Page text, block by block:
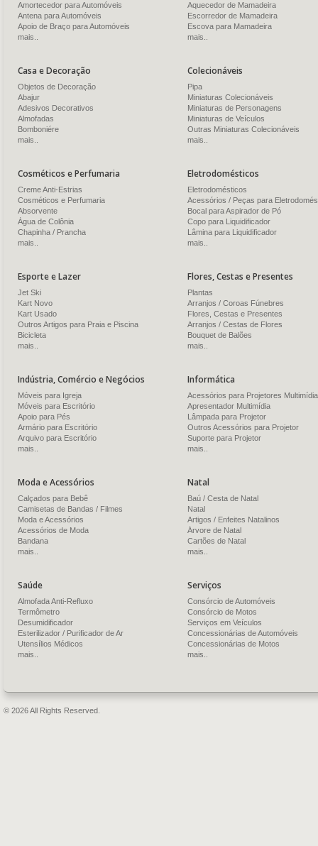
Amortecedor para Automóveis
Antena para Automóveis
Apoio de Braço para Automóveis
mais..
Aquecedor de Mamadeira
Escorredor de Mamadeira
Escova para Mamadeira
mais..
Casa e Decoração
Objetos de Decoração
Abajur
Adesivos Decorativos
Almofadas
Bomboniére
mais..
Colecionáveis
Pipa
Miniaturas Colecionáveis
Miniaturas de Personagens
Miniaturas de Veículos
Outras Miniaturas Colecionáveis
mais..
Cosméticos e Perfumaria
Creme Anti-Estrias
Cosméticos e Perfumaria
Absorvente
Água de Colônia
Chapinha / Prancha
mais..
Eletrodomésticos
Eletrodomésticos
Acessórios / Peças para
Bocal para Aspirador de Pó
Copo para Liquidificador
Lâmina para Liquidificador
mais..
Esporte e Lazer
Jet Ski
Kart Novo
Kart Usado
Outros Artigos para Praia e Piscina
Bicicleta
mais..
Flores, Cestas e Presentes
Plantas
Arranjos / Coroas Fúnebres
Flores, Cestas e Presentes
Arranjos / Cestas de Flores
Bouquet de Balões
mais..
Indústria, Comércio e Negócios
Móveis para Igreja
Móveis para Escritório
Apoio para Pés
Armário para Escritório
Arquivo para Escritório
mais..
Informática
Acessórios para Projetores Multimídia
Apresentador Multimídia
Lâmpada para Projetor
Outros Acessórios para Projetor
Suporte para Projetor
mais..
Moda e Acessórios
Calçados para Bebê
Camisetas de Bandas / Filmes
Moda e Acessórios
Acessórios de Moda
Bandana
mais..
Natal
Baú / Cesta de Natal
Natal
Artigos / Enfeites Natalinos
Árvore de Natal
Cartões de Natal
mais..
Saúde
Almofada Anti-Refluxo
Termômetro
Desumidificador
Esterilizador / Purificador de Ar
Utensílios Médicos
mais..
Serviços
Consórcio de Automóveis
Consórcio de Motos
Serviços em Veículos
Concessionárias de Automóveis
Concessionárias de Motos
mais..
© 2026 All Rights Reserved.